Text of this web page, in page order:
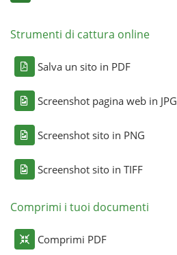
Strumenti di cattura online
Salva un sito in PDF
Screenshot pagina web in JPG
Screenshot sito in PNG
Screenshot sito in TIFF
Comprimi i tuoi documenti
Comprimi PDF